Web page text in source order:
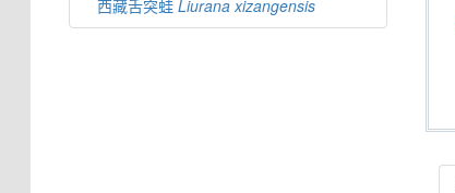
西藏舌突蛙Liurana xizangensis